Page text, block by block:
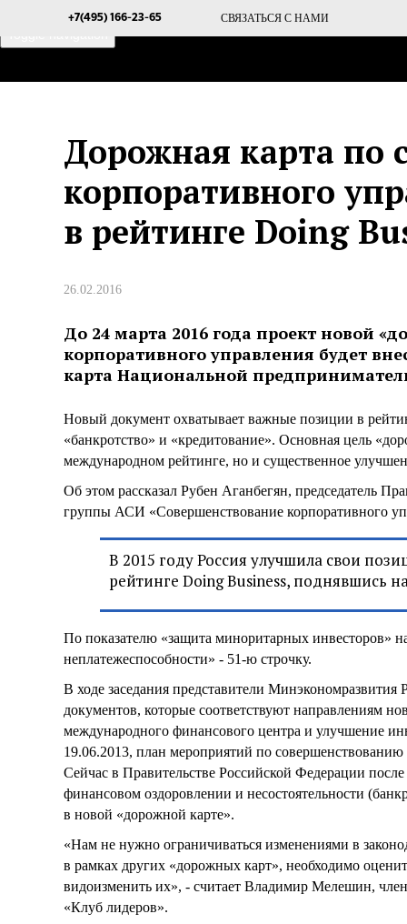
+7(495) 166-23-65 СВЯЗАТЬСЯ С НАМИ
Дорожная карта по
корпоративного
в рейтинге Doing
26.02.2016
До 24 марта 2016 года проект новой
корпоративного управления будет
карта Национальной
Новый документ охватывает важные позиции в
«банкротство» и «кредитование». Основная цель
международном рейтинге, но и существенное
Об этом рассказал Рубен Аганбегян, председатель
группы АСИ «Совершенствование корпоративного
В 2015 году Россия улучшила свои
рейтинге Doing Business, поднявшись
По показателю «защита миноритарных инвесторов»
неплатежеспособности» - 51-ю строчку.
В ходе заседания представители
документов, которые соответствуют направлениям
международного финансового центра и улучшение
19.06.2013, план мероприятий по совершенствованию
Сейчас в Правительстве Российской Федерации
финансовом оздоровлении и несостоятельности
в новой «дорожной карте».
«Нам не нужно ограничиваться изменениями в
в рамках других «дорожных карт», необходимо
видоизменить их», - считает Владимир Мелешин,
«Клуб лидеров».